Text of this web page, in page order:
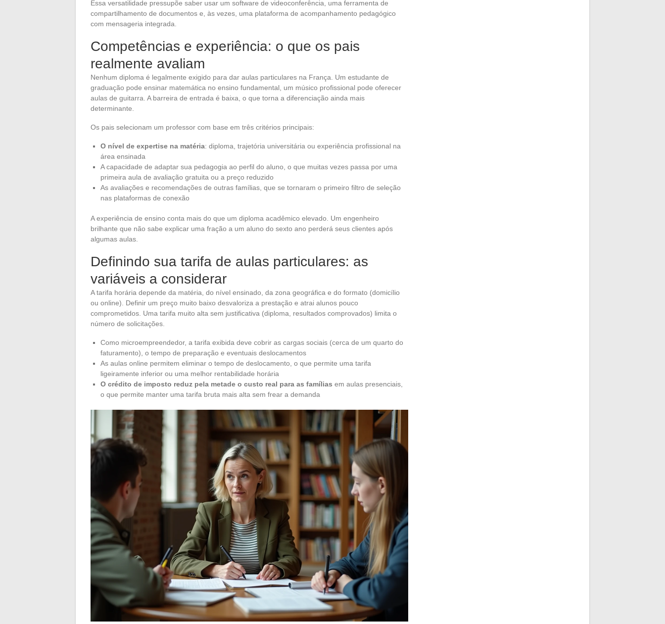
Essa versatilidade pressupõe saber usar um software de videoconferência, uma ferramenta de
compartilhamento de documentos e, às vezes, uma plataforma de acompanhamento pedagógico
com mensageria integrada.
Competências e experiência: o que os pais
realmente avaliam
Nenhum diploma é legalmente exigido para dar aulas particulares na França. Um estudante de
graduação pode ensinar matemática no ensino fundamental, um músico profissional pode oferecer
aulas de guitarra. A barreira de entrada é baixa, o que torna a diferenciação ainda mais
determinante.
Os pais selecionam um professor com base em três critérios principais:
O nível de expertise na matéria: diploma, trajetória universitária ou experiência profissional na
área ensinada
A capacidade de adaptar sua pedagogia ao perfil do aluno, o que muitas vezes passa por uma
primeira aula de avaliação gratuita ou a preço reduzido
As avaliações e recomendações de outras famílias, que se tornaram o primeiro filtro de seleção
nas plataformas de conexão
A experiência de ensino conta mais do que um diploma acadêmico elevado. Um engenheiro
brilhante que não sabe explicar uma fração a um aluno do sexto ano perderá seus clientes após
algumas aulas.
Definindo sua tarifa de aulas particulares: as
variáveis a considerar
A tarifa horária depende da matéria, do nível ensinado, da zona geográfica e do formato (domicílio
ou online). Definir um preço muito baixo desvaloriza a prestação e atrai alunos pouco
comprometidos. Uma tarifa muito alta sem justificativa (diploma, resultados comprovados) limita o
número de solicitações.
Como microempreendedor, a tarifa exibida deve cobrir as cargas sociais (cerca de um quarto do
faturamento), o tempo de preparação e eventuais deslocamentos
As aulas online permitem eliminar o tempo de deslocamento, o que permite uma tarifa
ligeiramente inferior ou uma melhor rentabilidade horária
O crédito de imposto reduz pela metade o custo real para as famílias em aulas presenciais,
o que permite manter uma tarifa bruta mais alta sem frear a demanda